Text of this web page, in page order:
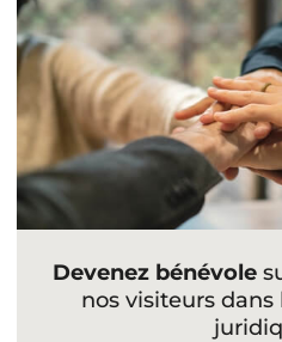
Devenez bénévole
nos visiteurs